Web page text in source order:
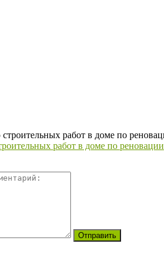
работ в доме по реновации